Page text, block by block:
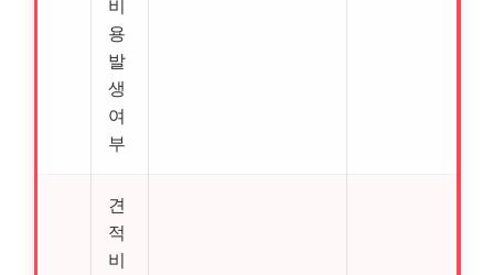
비
용
발
생
여
부
견
적
비